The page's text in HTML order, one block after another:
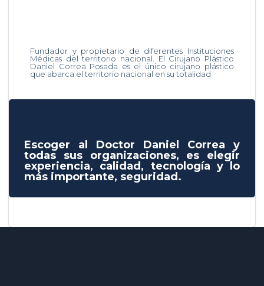
Fundador y propietario de diferentes Instituciones
Médicas del territorio nacional. El Cirujano Plástico
Daniel Correa Posada es el único cirujano plástico
que abarca el territorio nacional en su totalidad
Escoger al Doctor Daniel Correa y
todas sus organizaciones, es elegir
experiencia, calidad, tecnología y lo
más importante, seguridad.